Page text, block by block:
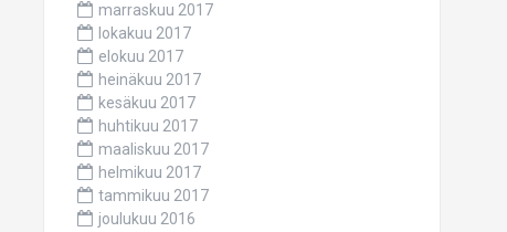
marraskuu 2017
lokakuu 2017
elokuu 2017
heinäkuu 2017
kesäkuu 2017
huhtikuu 2017
maaliskuu 2017
helmikuu 2017
tammikuu 2017
joulukuu 2016